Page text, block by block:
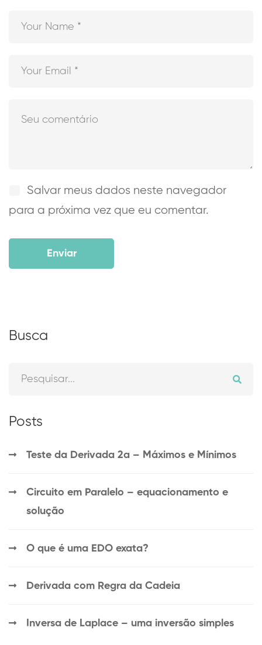
Salvar meus dados neste navegador
para a próxima vez que eu comentar.
Busca
Posts
Teste da Derivada 2a – Máximos e Mínimos
Circuito em Paralelo – equacionamento e
solução
O que é uma EDO exata?
Derivada com Regra da Cadeia
Inversa de Laplace – uma inversão simples